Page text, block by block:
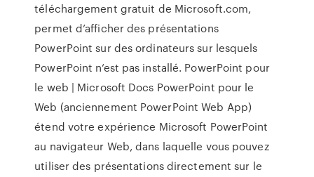
téléchargement gratuit de Microsoft.com,
permet d’afficher des présentations
PowerPoint sur des ordinateurs sur lesquels
PowerPoint n’est pas installé. PowerPoint pour
le web | Microsoft Docs PowerPoint pour le
Web (anciennement PowerPoint Web App)
étend votre expérience Microsoft PowerPoint
au navigateur Web, dans laquelle vous pouvez
utiliser des présentations directement sur le